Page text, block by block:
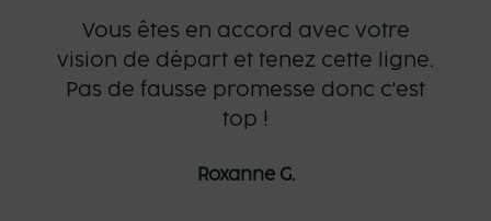
Vous êtes en accord avec votre
vision de départ et tenez cette ligne.
Pas de fausse promesse donc c'est
top !
Roxanne G.